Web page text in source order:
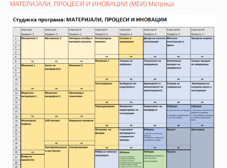
ASSOCIATE PROFESSORS
ASSISTANT PROFESSORS
ASSISTANTS
LECTORS
RETIRED STAFF
STUDIES
POSTGRADUATE
PHD
МАТЕРИЈАЛИ, ПРОЦЕСИ И ИНОВАЦИИ (МЕИ) Матрица